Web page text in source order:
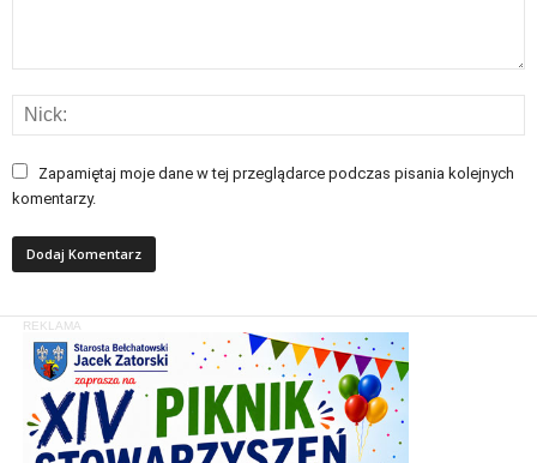
Zapamiętaj moje dane w tej przeglądarce podczas pisania kolejnych
komentarzy.
REKLAMA